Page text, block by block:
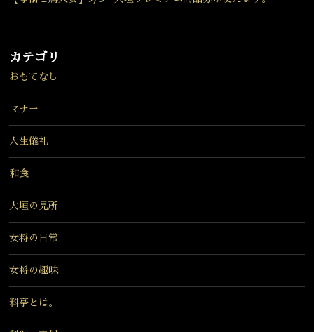
カテゴリ
おもてなし
マナー
人生儀礼
和食
大垣の見所
女将の日常
女将の趣味
料亭とは。